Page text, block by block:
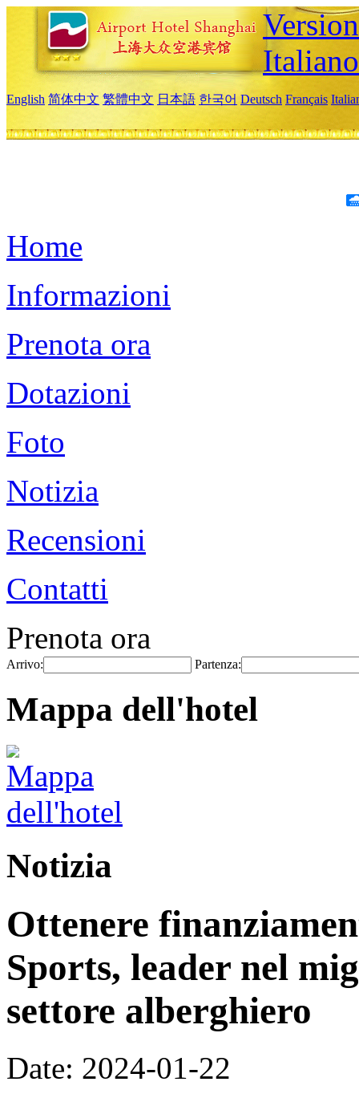
Italiano
English 简体中文 繁體中文 日本語 한국어 Deutsch Français
Home
Informazioni
Prenota ora
Dotazioni
Foto
Notizia
Recensioni
Contatti
Prenota ora
Arrivo: Partenza:
Mappa dell'hotel
Notizia
Ottenere
Sports, leader nel
settore alberghiero
Date: 2024-01-22